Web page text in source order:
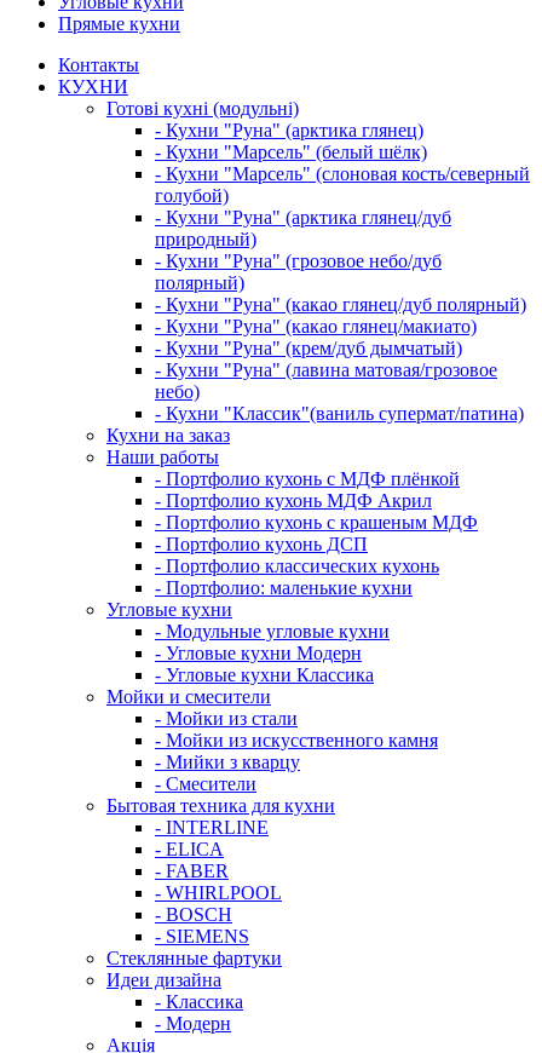
Прямые кухни
Контакты
КУХНИ
Готові кухні (модульні)
- Кухни "Руна" (арктика глянец)
- Кухни "Марсель" (белый шёлк)
- Кухни "Марсель" (слоновая кость/северный
голубой)
- Кухни "Руна" (арктика глянец/дуб
природный)
- Кухни "Руна" (грозовое небо/дуб
полярный)
- Кухни "Руна" (какао глянец/дуб полярный)
- Кухни "Руна" (какао глянец/макиато)
- Кухни "Руна" (крем/дуб дымчатый)
- Кухни "Руна" (лавина матовая/грозовое
небо)
- Кухни "Классик"(ваниль супермат/патина)
Кухни на заказ
Наши работы
- Портфолио кухонь с МДФ плёнкой
- Портфолио кухонь МДФ Акрил
- Портфолио кухонь с крашеным МДФ
- Портфолио кухонь ДСП
- Портфолио классических кухонь
- Портфолио: маленькие кухни
Угловые кухни
- Модульные угловые кухни
- Угловые кухни Модерн
- Угловые кухни Классика
Мойки и смесители
- Мойки из стали
- Мойки из искусственного камня
- Мийки з кварцу
- Смесители
Бытовая техника для кухни
- INTERLINE
- ELICA
- FABER
- WHIRLPOOL
- BOSCH
- SIEMENS
Стеклянные фартуки
Идеи дизайна
- Класcика
- Модерн
Акція